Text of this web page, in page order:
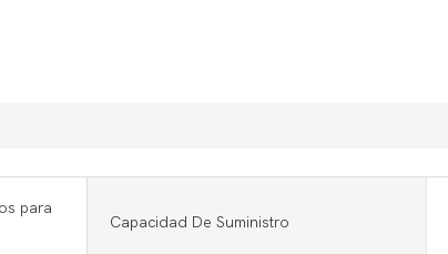
para
Capacidad De Suministro